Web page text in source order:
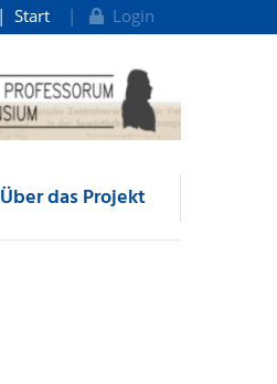
Start Login
Über das Projekt